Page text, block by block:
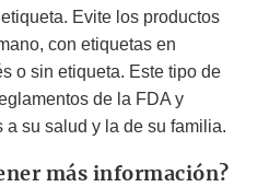
Evite los productos
con etiquetas en
o sin etiqueta. Este tipo de
de la FDA y
su salud y la de su familia.
más información?